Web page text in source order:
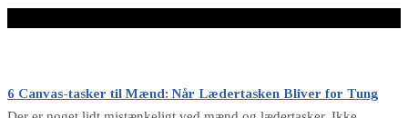
6 Canvas-tasker til Mænd: Når Lædertasken Bliver for Tung